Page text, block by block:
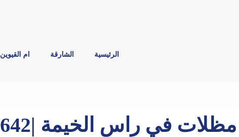
الرئيسية الشارقة ام القيوين